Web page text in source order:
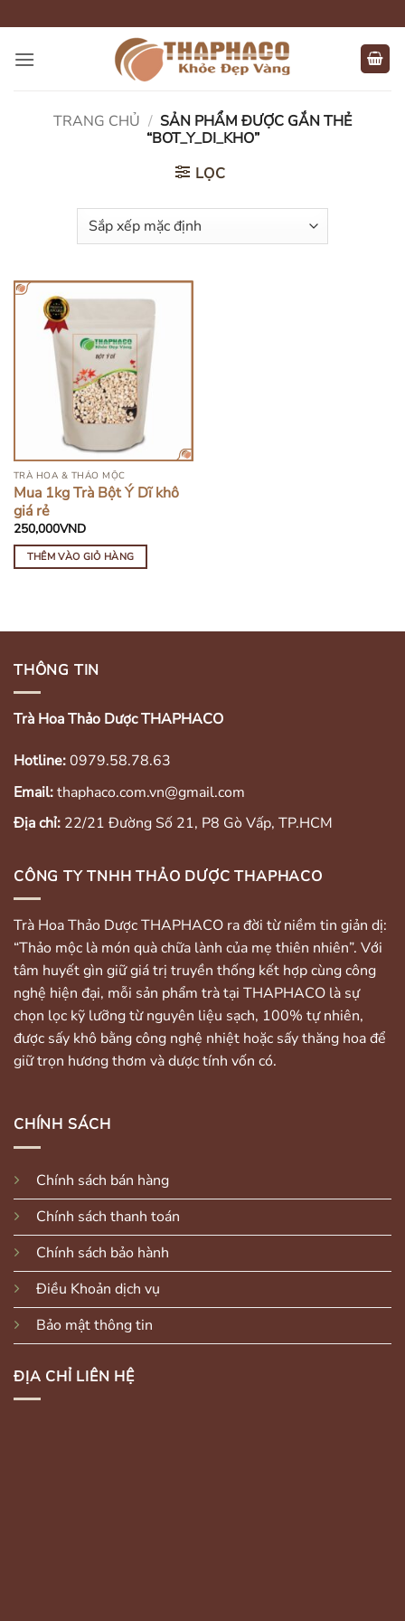
qua
nội
TRANG CHỦ / SẢN PHẨM ĐƯỢC GẮN THẺ
“BOT_Y_DI_KHO”
LỌC
TRÀ HOA & THẢO MỘC
Mua 1kg Trà Bột Ý Dĩ khô
giá rẻ
250,000VND
THÊM VÀO GIỎ HÀNG
THÔNG TIN
Trà Hoa Thảo Dược THAPHACO
Hotline:0979.58.78.63
Email:thaphaco.com.vn@gmail.com
Địa chỉ: 22/21 Đường Số 21, P8 Gò Vấp, TP.HCM
CÔNG TY TNHH THẢO DƯỢC THAPHACO
Trà Hoa Thảo Dược THAPHACO ra đời từ niềm tin giản dị:
“Thảo mộc là món quà chữa lành của mẹ thiên nhiên”. Với
tâm huyết gìn giữ giá trị truyền thống kết hợp cùng công
nghệ hiện đại, mỗi sản phẩm trà tại THAPHACO là sự
chọn lọc kỹ lưỡng từ nguyên liệu sạch, 100% tự nhiên,
được sấy khô bằng công nghệ nhiệt hoặc sấy thăng hoa để
giữ trọn hương thơm và dược tính vốn có.
CHÍNH SÁCH
Chính sách bán hàng
Chính sách thanh toán
Chính sách bảo hành
Điều Khoản dịch vụ
Bảo mật thông tin
ĐỊA CHỈ LIÊN HỆ